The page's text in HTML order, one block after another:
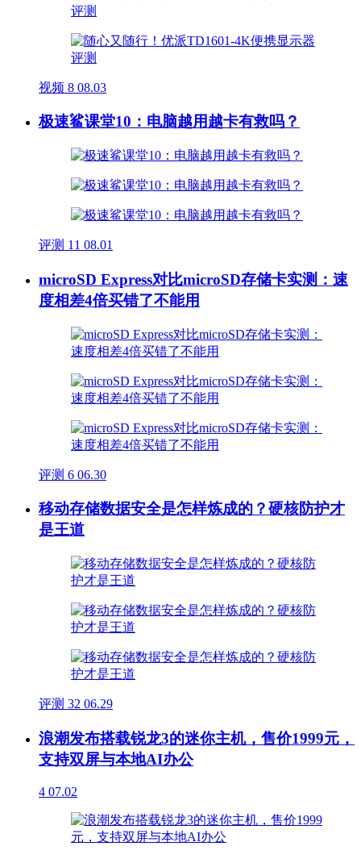
视频 8 08.03
极速鲨课堂10：电脑越用越卡有救吗？
评测 11 08.01
microSD Express对比microSD存储卡实测：速
度相差4倍买错了不能用
评测 6 06.30
移动存储数据安全是怎样炼成的？硬核防护才
是王道
评测 32 06.29
浪潮发布搭载锐龙3的迷你主机，售价1999元，
支持双屏与本地AI办公
4 07.02